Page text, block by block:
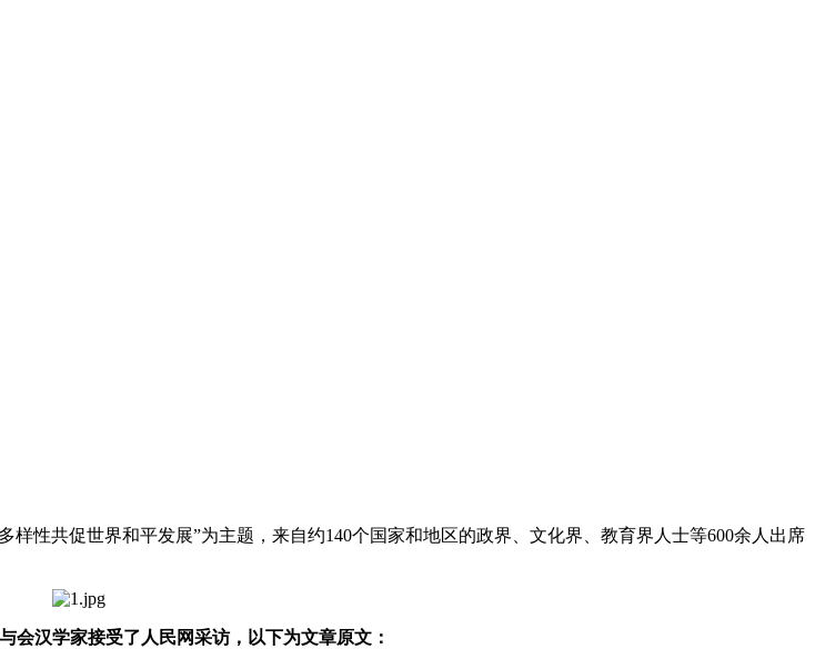
共促世界和平发展”为主题，来自约140个国家和地区的政界、文化界、教育界人士等600余人出席
会汉学家接受了人民网采访，以下为文章原文：